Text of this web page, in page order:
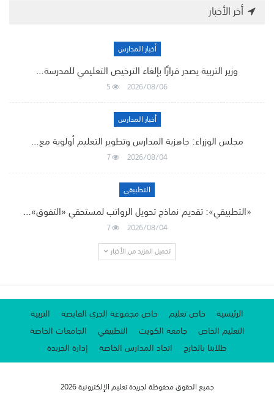
أخر الأخبار
أخبار المدارس
وزير التربية يصدر قرارًا بإلغاء الترخيص التعليمي للمدرسة…
2026/08/06
5
أخبار المدارس
مجلس الوزراء: جاهزية المدارس وتطوير التعليم أولوية مع…
2026/08/04
7
التطبيقي
«التطبيقي»: تقديم نماذج تحويل الرواتب لمستحقي «التفوق»…
2026/08/04
7
تحميل المزيد من الأخبار
الرئيسية خاص تعليم خاص مجموعة الجري القابضة
التربية
التعليم الخاص
جامعة الكويت التطبيقي
الجامعات الخاصة
طلابنا بالخارج
اتحاد المدارس الخاصة إدارة الجريدة
جميع الحقوق محفوظة لجريدة تعليم الإلكترونية 2026